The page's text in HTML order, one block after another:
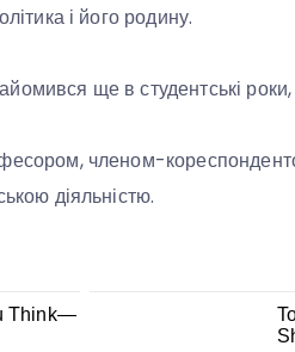
і його родину.
ще в студентські
членом-
діяльністю.